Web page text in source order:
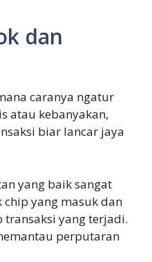
dan
caranya ngatur
atau kebanyakan,
biar lancar jaya
yang baik sangat
chip yang masuk dan
transaksi yang terjadi.
perputaran